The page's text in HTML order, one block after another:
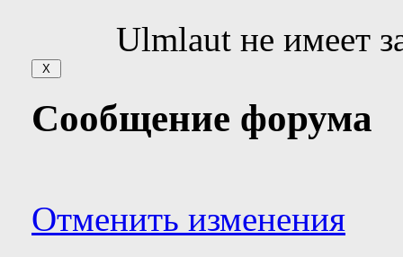
Ulmlaut не имеет
Сообщение форума
Отменить изменения